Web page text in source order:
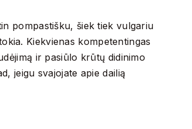
pompastišku, šiek tiek vulgariu
Kiekvienas kompetentingas
ir pasiūlo krūtų didinimo
jeigu svajojate apie dailią